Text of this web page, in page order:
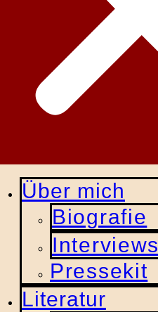
Über mich
Biografie
Interviews
Pressekit
Literatur